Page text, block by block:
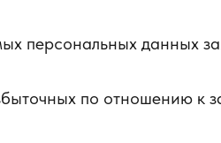
персональных данных
по отношению к